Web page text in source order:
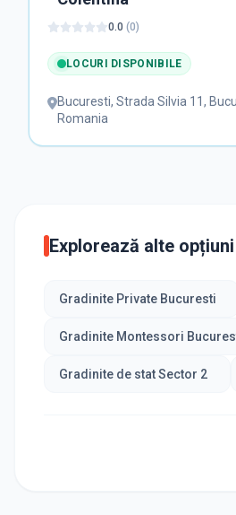
0.0 (0)
LOCURI DISPONIBILE
Bucuresti, Strada Silvia 11,
Romania
Explorează alte
Gradinite Private Bucuresti
Gradinite Montessori
Gradinite de stat Sector 2